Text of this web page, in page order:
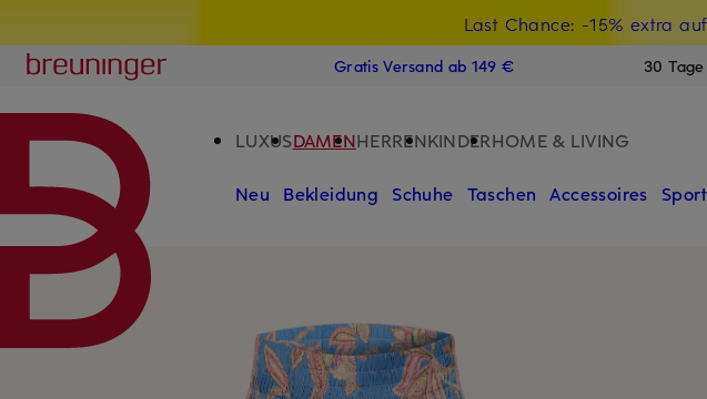
Last Chance: -15% extra
15€-
Breuninger
Gratis Versand ab 149 € 30
LUXUSDAMENHERRENKINDERHOME & LIVING
Neu Bekleidung Schuhe Taschen Accessoires Sport